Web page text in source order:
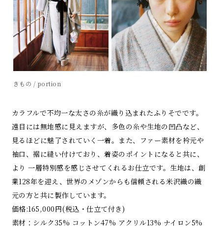
きもの / portion
カラフルで不均一な太さの糸が織り込まれたふりそでです。
遠目には無地感に見えますが、多色の糸や生地の凹凸など、
見るほどに魅了されていく一着。また、ファー素材を衿元や
袖口、裾に縫い付けており、着姿のポイントになると共に、
より 一層特別感を感じさせてくれるお仕立です。生地は、創
業128年を迎え、世界のメゾンからも信頼される米沢織の織
元の方と共に製作しています。
価格:165,000円(税込・仕立て付き)
素材：シルク35% コットン47% アクリル13% ナイロン5%